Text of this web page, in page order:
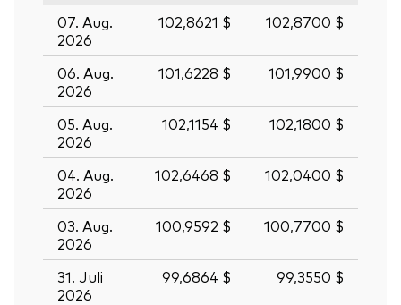
07. Aug.
2026
102,8621 $ 102,8700 $
06. Aug.
2026
101,6228 $ 101,9900 $
05. Aug.
2026
102,1154 $ 102,1800 $
04. Aug.
2026
102,6468 $ 102,0400 $
03. Aug.
2026
100,9592 $ 100,7700 $
31. Juli
2026
99,6864 $ 99,3550 $